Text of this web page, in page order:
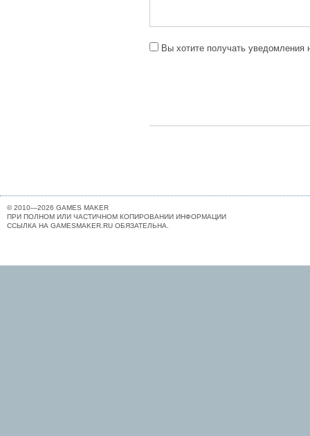
Вы хотите получать
© 2010—2026 GAMES MAKER
ПРИ ПОЛНОМ ИЛИ ЧАСТИЧНОМ КОПИРОВАНИИ ИНФОРМАЦИИ
ССЫЛКА НА GAMESMAKER.RU ОБЯЗАТЕЛЬНА.